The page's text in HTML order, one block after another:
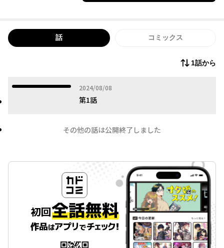
話 コミックス
1話から
2024/08/08
2024年08月08日
第1話
その他の話は公開終了しました